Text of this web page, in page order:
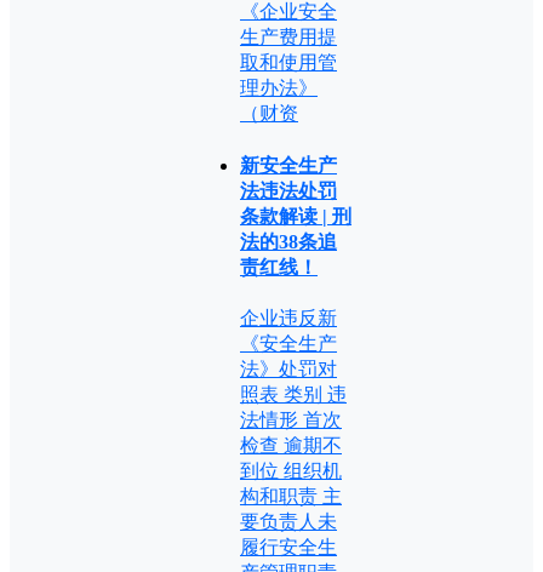
《企业安全
生产费用提
取和使用管
理办法》
（财资
新安全生产
法违法处罚
条款解读 | 刑
法的38条追
责红线！
企业违反新
《安全生产
法》处罚对
照表 类别 违
法情形 首次
检查 逾期不
到位 组织机
构和职责 主
要负责人未
履行安全生